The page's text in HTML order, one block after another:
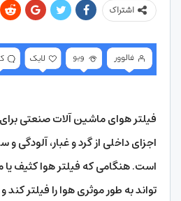
اشتراک
فیلتر هوای ماشین آلات صنعتی
اجزای داخلی از گرد و غبار، آلودگی
است. هنگامی که فیلتر هوا کثیف
تواند به طور موثری هوا را فیلتر کند